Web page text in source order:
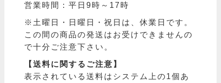
営業時間：平日9時～17時
※土曜日・日曜日・祝日は、休業日です。
この間の商品の発送はお受けできませんの
で十分ご注意下さい。
【送料に関するご注意】
表示されている送料はシステム上の1個あ